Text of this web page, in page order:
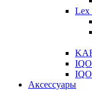
Lex
Аксессуары